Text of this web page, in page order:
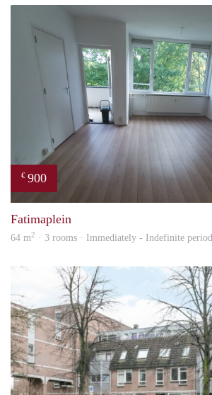
€ 900
Fatimaplein
64 m2 · 3 rooms · Immediately - Indefinite period